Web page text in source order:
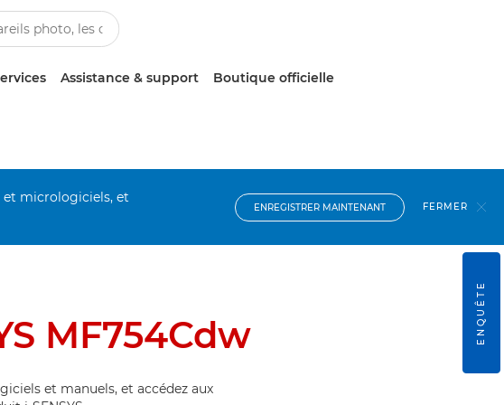
Assistance & support Boutique officielle
micrologiciels, et
ENREGISTRER MAINTENANT FERMER
MF754Cdw
et manuels, et accédez aux
ENQUÊTE